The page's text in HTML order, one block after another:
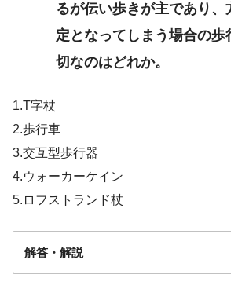
るが伝い歩きが主であり
定となってしまう場合の歩
切なのはどれか。
1.T字杖
2.歩行車
3.交互型歩行器
4.ウォーカーケイン
5.ロフストランド杖
解答・解説